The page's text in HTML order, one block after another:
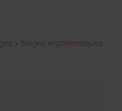
> Sièges ergonomiques